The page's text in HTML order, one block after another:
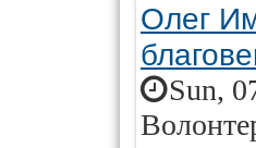
Олег
Sun,